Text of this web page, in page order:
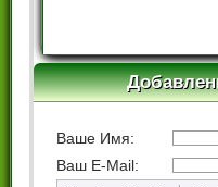
Ваше Имя:
Ваш E-Mail: